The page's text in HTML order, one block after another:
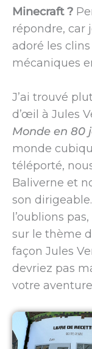
Minecraft ?
répondre, car
adoré les
mécaniques
J’ai trouvé
d’œil à Jules
Monde en 80
monde
téléporté,
Baliverne et
son
l’oublions
sur le thème
façon Jules
devriez pas
votre